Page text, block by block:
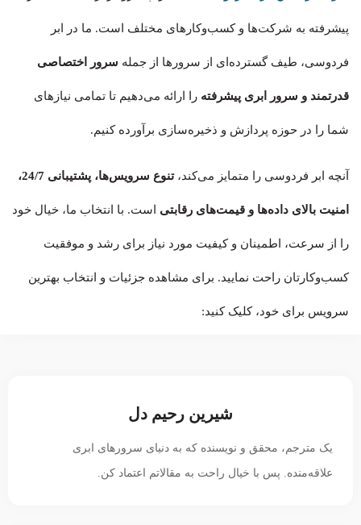
پیشرفته به شرکت‌ها و کسب‌وکارهای مختلف است. ما در ابر
فردوسی، طیف گسترده‌ای از سرورها از جمله سرور اختصاصی
قدرتمند و سرور ابری پیشرفته را ارائه می‌دهیم تا تمامی نیازهای
شما را در حوزه پردازش و ذخیره‌سازی برآورده کنیم.
آنچه ابر فردوسی را متمایز می‌کند، تنوع سرویس‌ها، پشتیبانی 24/7،
امنیت بالای داده‌ها و قیمت‌های رقابتی است. با انتخاب ما، خیال خود
را از سرعت، اطمینان و کیفیت مورد نیاز برای رشد و موفقیت
کسب‌وکارتان راحت نمایید. برای مشاهده جزئیات و انتخاب بهترین
سرویس برای خود، کلیک کنید:
شیرین رحیم دل
یک مترجم، محقق و نویسنده که به دنیای سرورهای ابری
علاقه‌منده. پس با خیال راحت به مقالاتم اعتماد کن.